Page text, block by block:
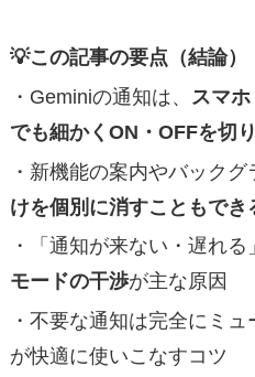
💡この記事の要点（結論）
・Geminiの通知は、 スマ
でも細かくON・OFFを切
・新機能の案内やバック
けを個別に消すこともでき
・「通知が来ない・遅れる
モードの干渉が主な原因
・不要な通知は完全にミュ
が快適に使いこなすコツ